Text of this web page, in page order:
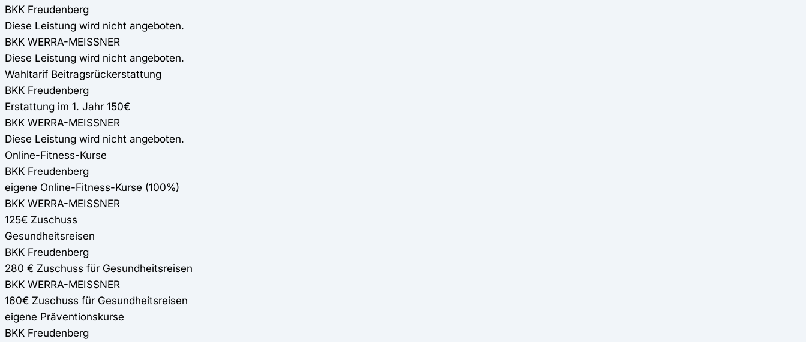
BKK Freudenberg
Diese Leistung wird nicht angeboten.
BKK WERRA-MEISSNER
Diese Leistung wird nicht angeboten.
Wahltarif Beitragsrückerstattung
BKK Freudenberg
Erstattung im 1. Jahr 150€
BKK WERRA-MEISSNER
Diese Leistung wird nicht angeboten.
Online-Fitness-Kurse
BKK Freudenberg
eigene Online-Fitness-Kurse (100%)
BKK WERRA-MEISSNER
125€ Zuschuss
Gesundheitsreisen
BKK Freudenberg
280 € Zuschuss für Gesundheitsreisen
BKK WERRA-MEISSNER
160€ Zuschuss für Gesundheitsreisen
eigene Präventionskurse
BKK Freudenberg